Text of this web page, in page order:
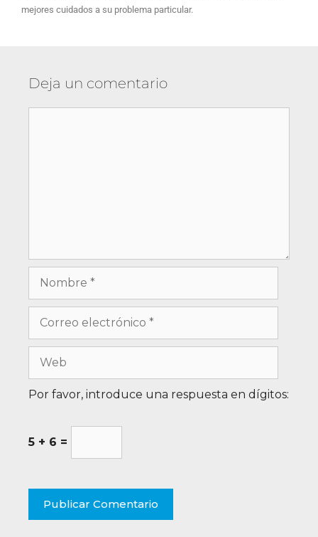
mejores cuidados a su problema particular.
Deja un comentario
Por favor, introduce una respuesta en dígitos:
5 + 6 =